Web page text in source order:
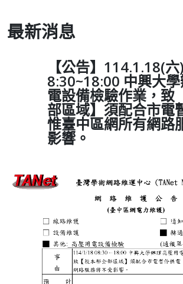
最新消息
【公告】114.1.18(六)
8:30~18:00 中興大
電設備檢驗作業，致
部區域】須配合市電
惟臺中區網所有網路
影響。